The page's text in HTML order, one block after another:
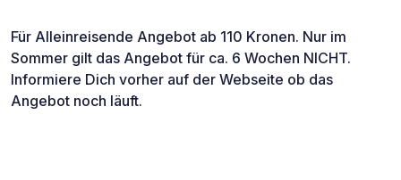
Für Alleinreisende Angebot ab 110 Kronen. Nur im
Sommer gilt das Angebot für ca. 6 Wochen NICHT.
Informiere Dich vorher auf der Webseite ob das
Angebot noch läuft.